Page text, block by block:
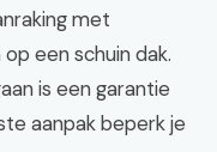
met
een schuin dak.
is een garantie
aanpak beperk je